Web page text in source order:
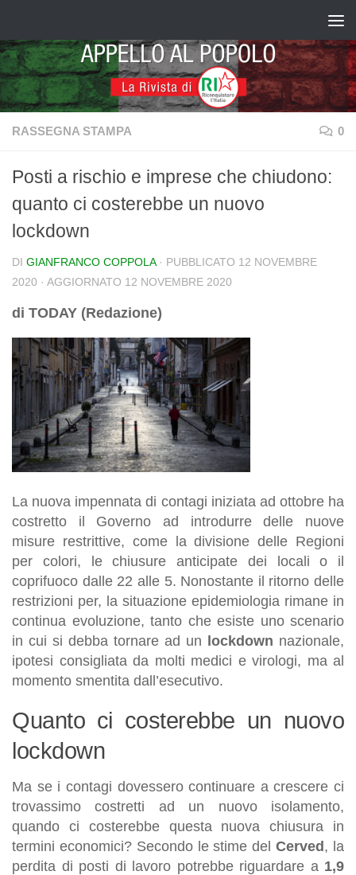
RASSEGNA STAMPA 0
Posti a rischio e imprese che chiudono:
quanto ci costerebbe un nuovo
lockdown
DI GIANFRANCO COPPOLA · PUBBLICATO 12 NOVEMBRE
2020 · AGGIORNATO 12 NOVEMBRE 2020
di TODAY (Redazione)
La nuova impennata di contagi iniziata ad ottobre ha
costretto il Governo ad introdurre delle nuove
misure restrittive, come la divisione delle Regioni
per colori, le chiusure anticipate dei locali o il
coprifuoco dalle 22 alle 5. Nonostante il ritorno delle
restrizioni per, la situazione epidemiologia rimane in
continua evoluzione, tanto che esiste uno scenario
in cui si debba tornare ad un lockdown nazionale,
ipotesi consigliata da molti medici e virologi, ma al
momento smentita dall’esecutivo.
Quanto ci costerebbe un nuovo
lockdown
Ma se i contagi dovessero continuare a crescere ci
trovassimo costretti ad un nuovo isolamento,
quando ci costerebbe questa nuova chiusura in
termini economici? Secondo le stime delCerved, la
perdita di posti di lavoro potrebbe riguardare a 1,9